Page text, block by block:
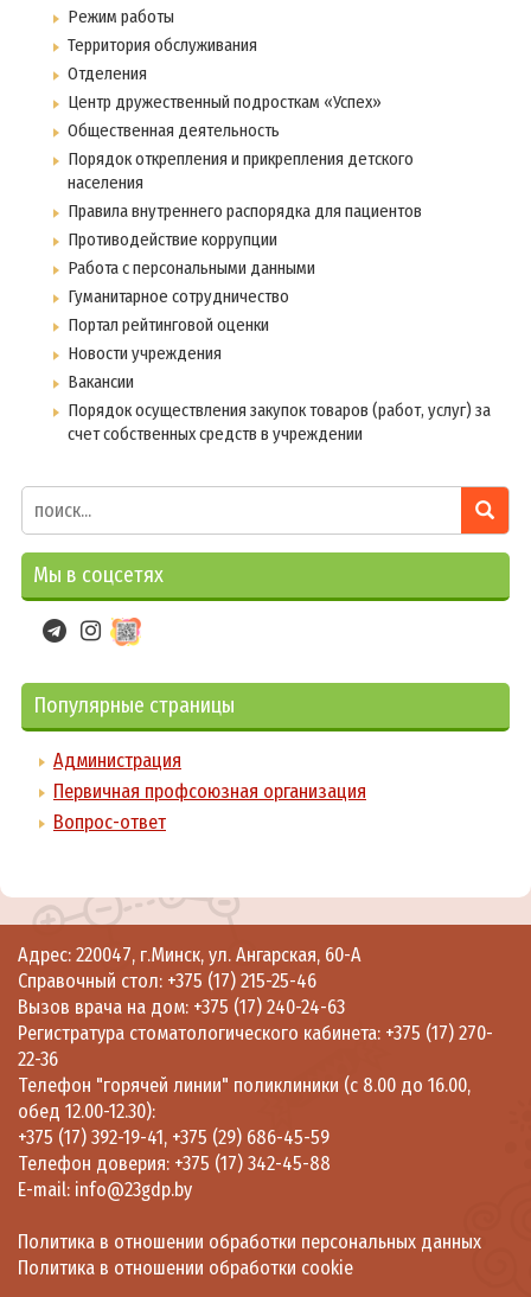
Режим работы
Территория обслуживания
Отделения
Центр дружественный подросткам «Успех»
Общественная деятельность
Порядок открепления и прикрепления детского
населения
Правила внутреннего распорядка для пациентов
Противодействие коррупции
Работа с персональными данными
Гуманитарное сотрудничество
Портал рейтинговой оценки
Новости учреждения
Вакансии
Порядок осуществления закупок товаров (работ, услуг) за
счет собственных средств в учреждении
Мы в соцсетях
Популярные страницы
Администрация
Первичная профсоюзная организация
Вопрос-ответ
Адрес: 220047, г.Минск, ул. Ангарская, 60-А
Справочный стол: +375 (17) 215-25-46
Вызов врача на дом: +375 (17) 240-24-63
Регистратура стоматологического кабинета: +375 (17) 270-
22-36
Телефон "горячей линии" поликлиники (с 8.00 до 16.00,
обед 12.00-12.30):
+375 (17) 392-19-41, +375 (29) 686-45-59
Телефон доверия: +375 (17) 342-45-88
E-mail: info@23gdp.by
Политика в отношении обработки персональных данных
Политика в отношении обработки cookie